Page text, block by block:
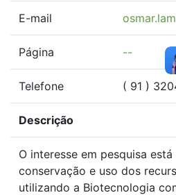
E-mail
Página --
Telefone ( 91 )
Descrição
O interesse em pesquisa
conservação e uso dos
utilizando a Biotecnologia